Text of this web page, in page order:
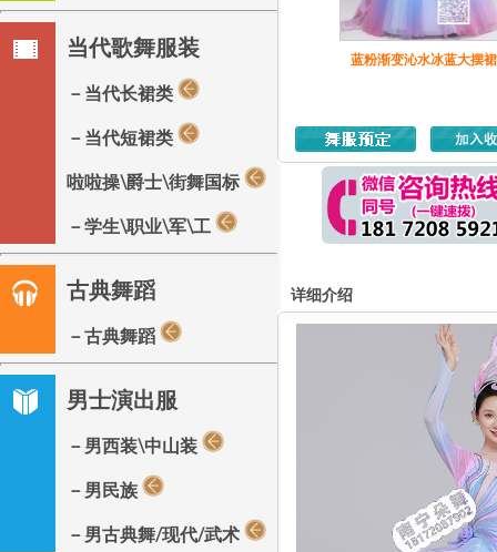
当代歌舞服装
－当代长裙类
－当代短裙类
啦啦操\爵士\街舞国标
－学生\职业\军\工
古典舞蹈
－古典舞蹈
男士演出服
－男西装\中山装
－男民族
－男古典舞/现代/武术
蓝粉渐变沁水冰蓝大摆裙
详细介绍